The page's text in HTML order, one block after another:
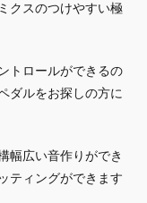
クスのつけやすい極
トロールができるの
ダルをお探しの方に
幅広い音作りができ
ティングができます